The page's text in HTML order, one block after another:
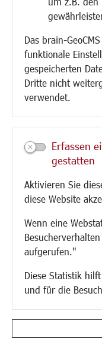
Das brain-
funktionale
gespeicherten
Dritte nicht
verwendet.
Erfassen
gestatten
Aktivieren Sie
diese Website
Wenn eine
aufgerufen."
Diese Statistik
und für die